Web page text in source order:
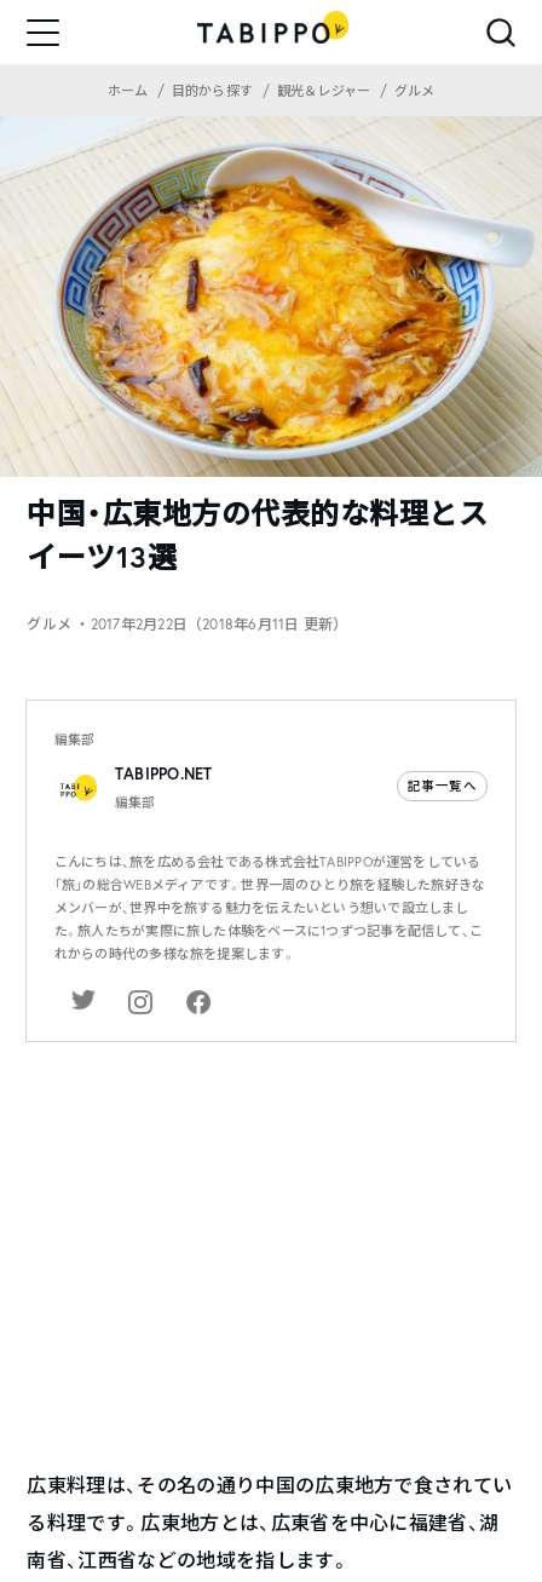
ホーム 目的から探す 観光＆レジャー グルメ
中国・広東地方の代表的な料理とス
イーツ13選
グルメ ・2017年2月22日（2018年6月11日 更新）
編集部
TABIPPO.NET
編集部
記事一覧へ
こんにちは、旅を広める会社である株式会社TABIPPOが運営をしている
「旅」の総合WEBメディアです。世界一周のひとり旅を経験した旅好きな
メンバーが、世界中を旅する魅力を伝えたいという想いで設立しまし
た。旅人たちが実際に旅した体験をベースに1つずつ記事を配信して、こ
れからの時代の多様な旅を提案します。
広東料理は、その名の通り中国の広東地方で食されてい
る料理です。広東地方とは、広東省を中心に福建省、湖
南省、江西省などの地域を指します。